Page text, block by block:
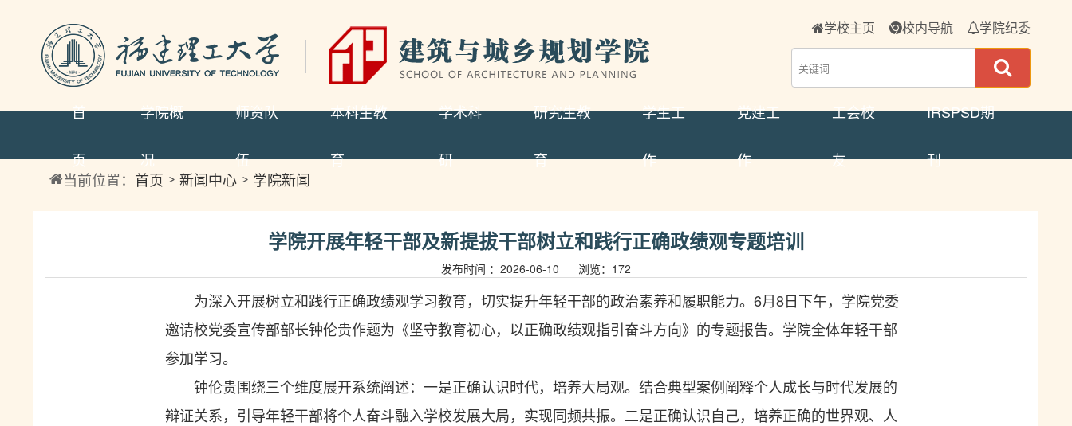
学校主页 校内导航 学院纪委
首
页
学院概
况
师资队
伍
本科生教
育
学术科
研
研究生教
育
学生工
作
党建工
作
工会校
友
IRSPSD期
刊
当前位置： 首页 新闻中心 学院新闻
学院开展年轻干部及新提拔干部树立和践行正确政绩观专题培训
发布时间 ：2026-06-10 浏览： 172
为深入开展树立和践行正确政绩观学习教育，切实提升年轻干部的政治素养和履职能力。6月8日下午，学院党委
邀请校党委宣传部部长钟伦贵作题为《坚守教育初心，以正确政绩观指引奋斗方向》的专题报告。学院全体年轻干部
参加学习。
钟伦贵围绕三个维度展开系统阐述：一是正确认识时代，培养大局观。结合典型案例阐释个人成长与时代发展的
辩证关系，引导年轻干部将个人奋斗融入学校发展大局，实现同频共振。二是正确认识自己，培养正确的世界观、人